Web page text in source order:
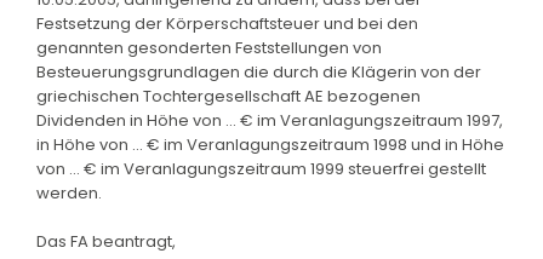
Festsetzung der Körperschaftsteuer und bei den
genannten gesonderten Feststellungen von
Besteuerungsgrundlagen die durch die Klägerin von der
griechischen Tochtergesellschaft AE bezogenen
Dividenden in Höhe von ... € im Veranlagungszeitraum 1997,
in Höhe von ... € im Veranlagungszeitraum 1998 und in Höhe
von ... € im Veranlagungszeitraum 1999 steuerfrei gestellt
werden.
Das FA beantragt,